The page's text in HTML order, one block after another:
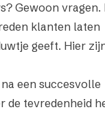
Gewoon vragen.
klanten laten
geeft. Hier
een succesvolle
de tevredenheid